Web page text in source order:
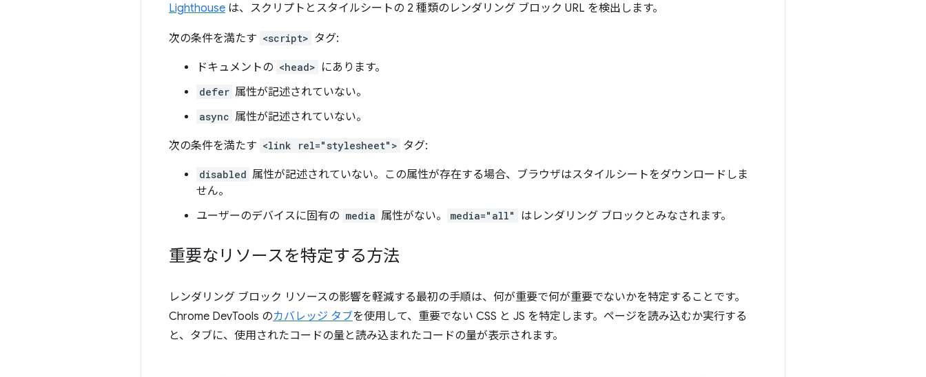
Lighthouse は、スクリプトとスタイルシートの 2 種類のレンダリング ブロック URL を検出します。
次の条件を満たす <script> タグ:
ドキュメントの <head> にあります。
defer 属性が記述されていない。
async 属性が記述されていない。
次の条件を満たす <link rel="stylesheet"> タグ:
disabled 属性が記述されていない。この属性が存在する場合、ブラウザはスタイルシートをダウンロードしま
せん。
ユーザーのデバイスに固有の media 属性がない。 media="all" はレンダリング ブロックとみなされます。
重要なリソースを特定する方法
レンダリング ブロック リソースの影響を軽減する最初の手順は、何が重要で何が重要でないかを特定することです。
Chrome DevTools のカバレッジ タブを使用して、重要でない CSS と JS を特定します。ページを読み込むか実行する
と、タブに、使用されたコードの量と読み込まれたコードの量が表示されます。